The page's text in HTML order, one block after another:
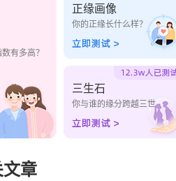
有多高？
正缘画像
你的正缘长什么样？
三生石
你与谁的缘分跨越三世
章